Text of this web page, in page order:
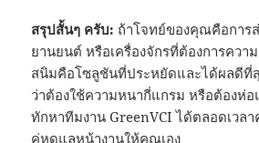
สรุปสั้นๆ ครับ: ถ้าโจทย์ของคุณคือการ
ยานยนต์ หรือเครื่องจักรที่ต้องการควา
สนิมคือโซลูชันที่ประหยัดและได้ผลดีที่
ว่าต้องใช้ความหนากี่แกรม หรือต้องห่อ
ทักหาทีมงาน GreenVCI ได้ตลอดเวลา
คู่หูดูแลหน้างานให้คุณเอง